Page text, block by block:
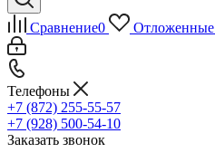
Сравнение0 Отложенные
Телефоны
+7 (872) 255-55-57
+7 (928) 500-54-10
Заказать звонок